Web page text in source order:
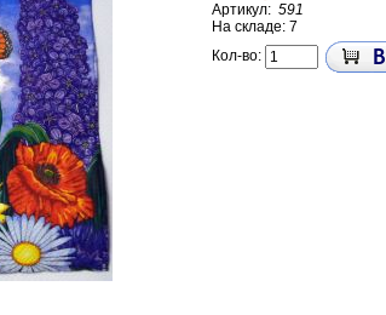
Артикул: 591
На складе: 7
Кол-во: